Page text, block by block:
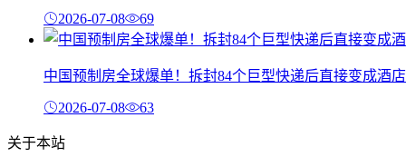
2026-07-08 69
中国预制房全球爆单！拆封84个巨型快递后直接变成酒店
2026-07-08 63
关于本站